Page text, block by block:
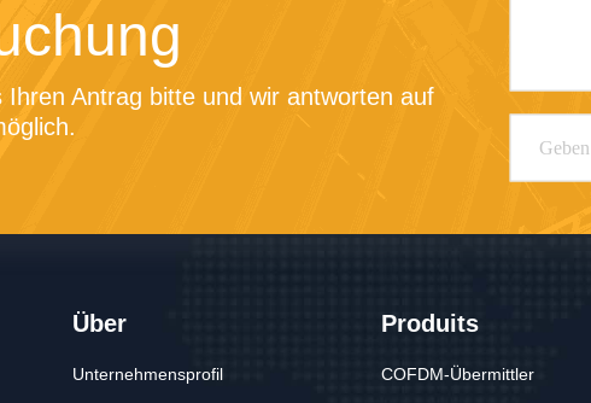
Ihren Antrag bitte und wir antworten auf
Über
Unternehmensprofil
Produits
COFDM-Übermittler